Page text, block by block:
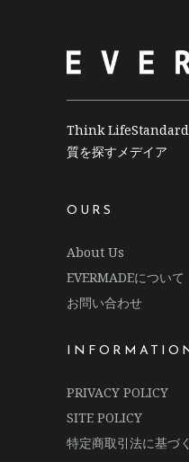
Think LifeStandard
質を探すメデイア
OURS
About Us
EVERMADEについて
お問い合わせ
PRIVACY POLICY
SITE POLICY
特定商取引法に基づ